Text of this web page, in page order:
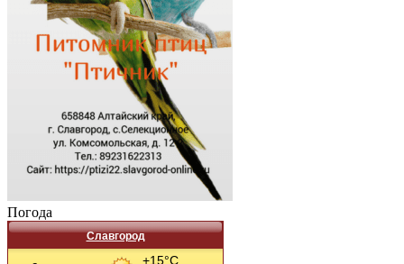
Погода
Славгород